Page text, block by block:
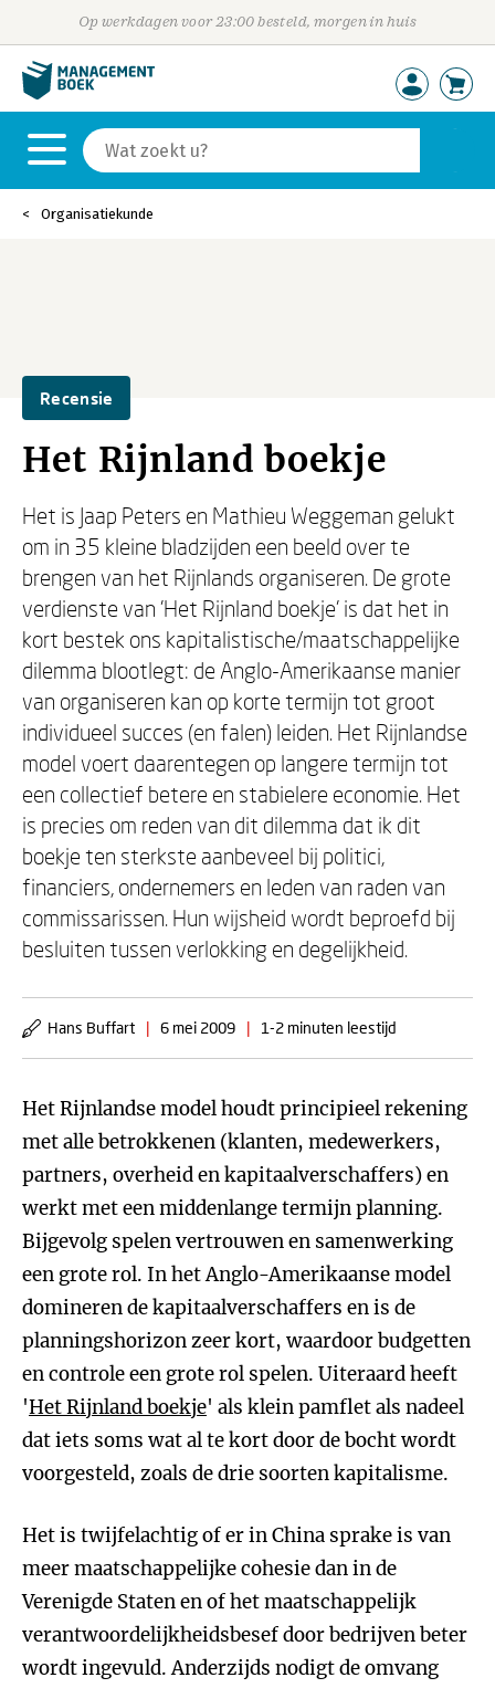
Op werkdagen voor 23:00 besteld, morgen in huis
Organisatiekunde
Recensie
Het Rijnland boekje
Het is Jaap Peters en Mathieu Weggeman gelukt
om in 35 kleine bladzijden een beeld over te
brengen van het Rijnlands organiseren. De grote
verdienste van 'Het Rijnland boekje' is dat het in
kort bestek ons kapitalistische/maatschappelijke
dilemma blootlegt: de Anglo-Amerikaanse manier
van organiseren kan op korte termijn tot groot
individueel succes (en falen) leiden. Het Rijnlandse
model voert daarentegen op langere termijn tot
een collectief betere en stabielere economie. Het
is precies om reden van dit dilemma dat ik dit
boekje ten sterkste aanbeveel bij politici,
financiers, ondernemers en leden van raden van
commissarissen. Hun wijsheid wordt beproefd bij
besluiten tussen verlokking en degelijkheid.
Hans Buffart | 6 mei 2009 | 1-2 minuten leestijd
Het Rijnlandse model houdt principieel rekening
met alle betrokkenen (klanten, medewerkers,
partners, overheid en kapitaalverschaffers) en
werkt met een middenlange termijn planning.
Bijgevolg spelen vertrouwen en samenwerking
een grote rol. In het Anglo-Amerikaanse model
domineren de kapitaalverschaffers en is de
planningshorizon zeer kort, waardoor budgetten
en controle een grote rol spelen. Uiteraard heeft
'Het Rijnland boekje' als klein pamflet als nadeel
dat iets soms wat al te kort door de bocht wordt
voorgesteld, zoals de drie soorten kapitalisme.
Het is twijfelachtig of er in China sprake is van
meer maatschappelijke cohesie dan in de
Verenigde Staten en of het maatschappelijk
verantwoordelijkheidsbesef door bedrijven beter
wordt ingevuld. Anderzijds nodigt de omvang